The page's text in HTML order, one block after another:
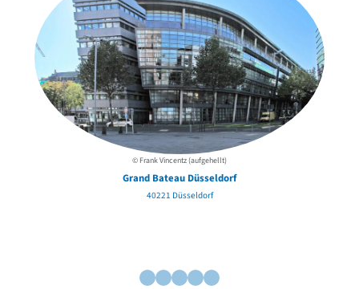
© Frank Vincentz (aufgehellt)
Grand Bateau Düsseldorf
40221 Düsseldorf